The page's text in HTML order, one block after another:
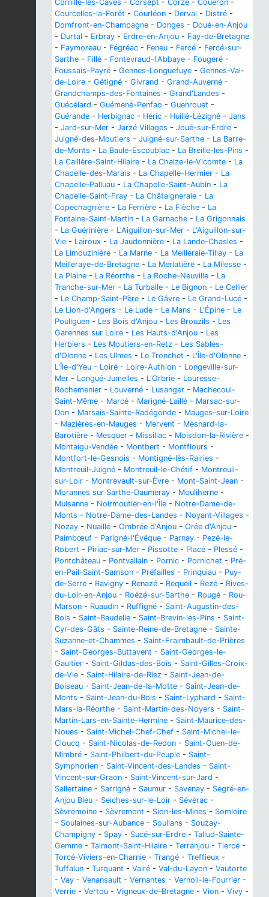
Cornillé-les-Caves - Corsept - Corzé - Couëron -
Courcelles-la-Forêt - Courléon - Derval - Distré -
Domfront-en-Champagne - Donges - Doué-en-Anjou
- Durtal - Erbray - Erdre-en-Anjou - Fay-de-Bretagne
- Faymoreau - Fégréac - Feneu - Fercé - Fercé-sur-
Sarthe - Fillé - Fontevraud-l'Abbaye - Fougeré -
Foussais-Payré - Gennes-Longuefuye - Gennes-Val-
de-Loire - Gétigné - Givrand - Grand-Auverné -
Grandchamps-des-Fontaines - Grand'Landes -
Guécélard - Guémené-Penfao - Guenrouet -
Guérande - Herbignac - Héric - Huillé-Lézigné - Jans
- Jard-sur-Mer - Jarzé Villages - Joué-sur-Erdre -
Juigné-des-Moutiers - Juigné-sur-Sarthe - La Barre-
de-Monts - La Baule-Escoublac - La Breille-les-Pins -
La Caillère-Saint-Hilaire - La Chaize-le-Vicomte - La
Chapelle-des-Marais - La Chapelle-Hermier - La
Chapelle-Palluau - La Chapelle-Saint-Aubin - La
Chapelle-Saint-Fray - La Châtaigneraie - La
Copechagnière - La Ferrière - La Flèche - La
Fontaine-Saint-Martin - La Garnache - La Grigonnais
- La Guérinière - L'Aiguillon-sur-Mer - L'Aiguillon-sur-
Vie - Lairoux - La Jaudonnière - La Lande-Chasles -
La Limouzinière - La Marne - La Meilleraie-Tillay - La
Meilleraye-de-Bretagne - La Merlatière - La Milesse -
La Plaine - La Réorthe - La Roche-Neuville - La
Tranche-sur-Mer - La Turballe - Le Bignon - Le Cellier
- Le Champ-Saint-Père - Le Gâvre - Le Grand-Lucé -
Le Lion-d'Angers - Le Lude - Le Mans - L'Épine - Le
Pouliguen - Les Bois d'Anjou - Les Brouzils - Les
Garennes sur Loire - Les Hauts-d'Anjou - Les
Herbiers - Les Moutiers-en-Retz - Les Sables-
d'Olonne - Les Ulmes - Le Tronchet - L'Île-d'Olonne -
L'Île-d'Yeu - Loiré - Loire-Authion - Longeville-sur-
Mer - Longué-Jumelles - L'Orbrie - Louresse-
Rochemenier - Louverné - Lusanger - Machecoul-
Saint-Même - Marcé - Marigné-Laillé - Marsac-sur-
Don - Marsais-Sainte-Radégonde - Mauges-sur-Loire
- Mazières-en-Mauges - Mervent - Mesnard-la-
Barotière - Mesquer - Missillac - Moisdon-la-Rivière -
Montaigu-Vendée - Montbert - Montflours -
Montfort-le-Gesnois - Montigné-lès-Rairies -
Montreuil-Juigné - Montreuil-le-Chétif - Montreuil-
sur-Loir - Montrevault-sur-Èvre - Mont-Saint-Jean -
Morannes sur Sarthe-Daumeray - Mouliherne -
Mulsanne - Noirmoutier-en-l'Île - Notre-Dame-de-
Monts - Notre-Dame-des-Landes - Noyant-Villages -
Nozay - Nuaillé - Ombrée d'Anjou - Orée d'Anjou -
Paimbœuf - Parigné-l'Évêque - Parnay - Pezé-le-
Robert - Piriac-sur-Mer - Pissotte - Placé - Plessé -
Pontchâteau - Pontvallain - Pornic - Pornichet - Pré-
en-Pail-Saint-Samson - Préfailles - Prinquiau - Puy-
de-Serre - Ravigny - Renazé - Requeil - Rezé - Rives-
du-Loir-en-Anjou - Roézé-sur-Sarthe - Rougé - Rou-
Marson - Ruaudin - Ruffigné - Saint-Augustin-des-
Bois - Saint-Baudelle - Saint-Brevin-les-Pins - Saint-
Cyr-des-Gâts - Sainte-Reine-de-Bretagne - Sainte-
Suzanne-et-Chammes - Saint-Fraimbault-de-Prières
- Saint-Georges-Buttavent - Saint-Georges-le-
Gaultier - Saint-Gildas-des-Bois - Saint-Gilles-Croix-
de-Vie - Saint-Hilaire-de-Riez - Saint-Jean-de-
Boiseau - Saint-Jean-de-la-Motte - Saint-Jean-de-
Monts - Saint-Jean-du-Bois - Saint-Lyphard - Saint-
Mars-la-Réorthe - Saint-Martin-des-Noyers - Saint-
Martin-Lars-en-Sainte-Hermine - Saint-Maurice-des-
Noues - Saint-Michel-Chef-Chef - Saint-Michel-le-
Cloucq - Saint-Nicolas-de-Redon - Saint-Ouen-de-
Mimbré - Saint-Philbert-du-Peuple - Saint-
Symphorien - Saint-Vincent-des-Landes - Saint-
Vincent-sur-Graon - Saint-Vincent-sur-Jard -
Sallertaine - Sarrigné - Saumur - Savenay - Segré-en-
Anjou Bleu - Seiches-sur-le-Loir - Sévérac -
Sèvremoine - Sèvremont - Sion-les-Mines - Somloire
- Soulaines-sur-Aubance - Soullans - Souzay-
Champigny - Spay - Sucé-sur-Erdre - Tallud-Sainte-
Gemme - Talmont-Saint-Hilaire - Terranjou - Tiercé -
Torcé-Viviers-en-Charnie - Trangé - Treffieux -
Tuffalun - Turquant - Vairé - Val-du-Layon - Vautorte
- Vay - Venansault - Vernantes - Vernoil-le-Fourrier -
Verrie - Vertou - Vigneux-de-Bretagne - Vion - Vivy -